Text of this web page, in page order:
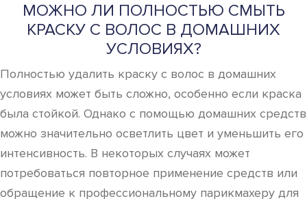
МОЖНО ЛИ ПОЛНОСТЬЮ СМЫТЬ
КРАСКУ С ВОЛОС В ДОМАШНИХ
УСЛОВИЯХ?
Полностью удалить краску с волос в домашних
условиях может быть сложно, особенно если краска
была стойкой. Однако с помощью домашних средств
можно значительно осветлить цвет и уменьшить его
интенсивность. В некоторых случаях может
потребоваться повторное применение средств или
обращение к профессиональному парикмахеру для